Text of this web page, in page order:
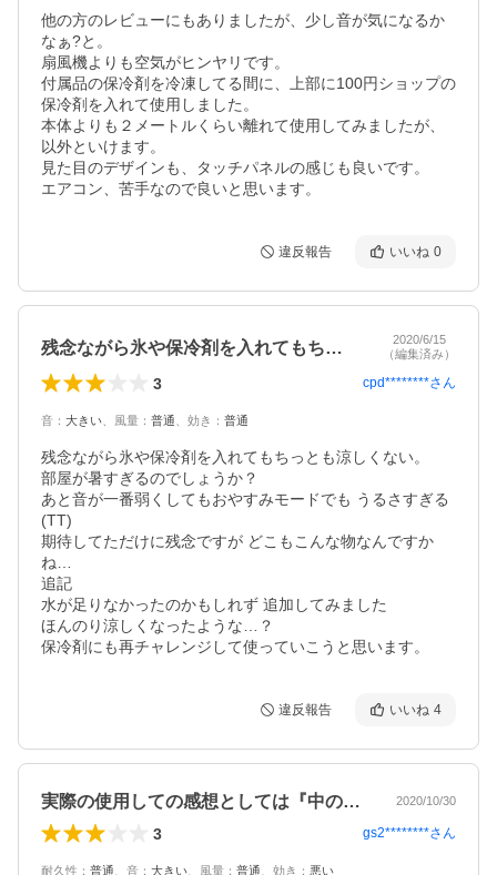
他の方のレビューにもありましたが、少し音が気になるか
なぁ?と。
扇風機よりも空気がヒンヤリです。
付属品の保冷剤を冷凍してる間に、上部に100円ショップの
保冷剤を入れて使用しました。
本体よりも２メートルくらい離れて使用してみましたが、
以外といけます。
見た目のデザインも、タッチパネルの感じも良いです。
エアコン、苦手なので良いと思います。
違反報告 いいね 0
残念ながら氷や保冷剤を入れてもちっとも…
2020/6/15
（編集済み）
3 cpd********さん
音 ： 大きい 風量 ： 普通 効き ： 普通
残念ながら氷や保冷剤を入れてもちっとも涼しくない。
部屋が暑すぎるのでしょうか？
あと音が一番弱くしてもおやすみモードでも うるさすぎる
(TT)
期待してただけに残念ですが どこもこんな物なんですか
ね…
追記
水が足りなかったのかもしれず 追加してみました
ほんのり涼しくなったような…？
保冷剤にも再チャレンジして使っていこうと思います。
違反報告 いいね 4
実際の使用しての感想としては『中の下』… 2020/10/30
3 gs2********さん
耐久性 ： 普通 音 ： 大きい 風量 ： 普通 効き ： 悪い